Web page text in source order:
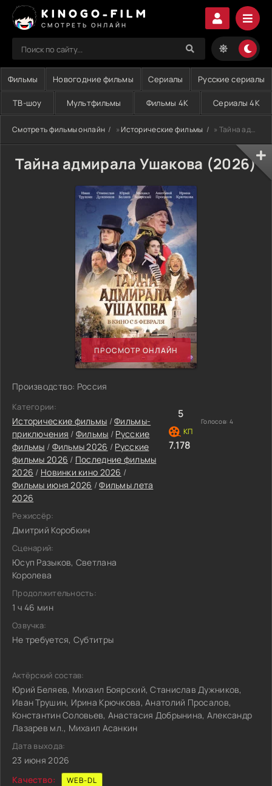
KINOGO-FILM
СМОТРЕТЬ ОНЛАЙН
Фильмы Новогодние фильмы Сериалы Русские сериалы
ТВ-шоу Мультфильмы Фильмы 4K Сериалы 4K
Смотреть фильмы онлайн »Исторические фильмы » Тайна адмирала Ушакова (2026)
Тайна адмирала Ушакова (2026)
ПРОСМОТР ОНЛАЙН
Производство: Россия
Категории:
Исторические фильмы /Фильмы-
приключения / Фильмы / Русские
фильмы / Фильмы 2026 / Русские
фильмы 2026 / Последние фильмы
2026 / Новинки кино 2026 /
Фильмы июня 2026 /Фильмы лета
2026
Режиссёр:
Дмитрий Коробкин
Сценарий:
Юсуп Разыков, Светлана
Королева
Продолжительность:
1 ч 46 мин
Озвучка:
Не требуется, Субтитры
5
Голосов: 4
7.178
Актёрский состав:
Юрий Беляев, Михаил Боярский, Станислав Дужников,
Иван Трушин, Ирина Крючкова, Анатолий Просалов,
Константин Соловьев, Анастасия Добрынина, Александр
Лазарев мл., Михаил Асанкин
Дата выхода:
23 июня 2026
Качество:
WEB-DL